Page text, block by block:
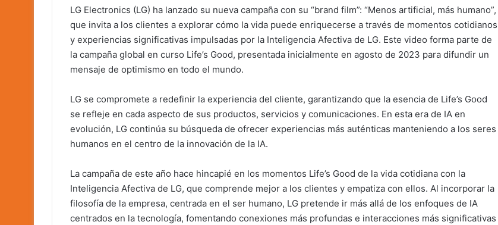
LG Electronics (LG) ha lanzado su nueva campaña con su “brand film”: “Menos artificial, más humano”,
que invita a los clientes a explorar cómo la vida puede enriquecerse a través de momentos cotidianos
y experiencias significativas impulsadas por la Inteligencia Afectiva de LG. Este video forma parte de
la campaña global en curso Life’s Good, presentada inicialmente en agosto de 2023 para difundir un
mensaje de optimismo en todo el mundo.
LG se compromete a redefinir la experiencia del cliente, garantizando que la esencia de Life’s Good
se refleje en cada aspecto de sus productos, servicios y comunicaciones. En esta era de IA en
evolución, LG continúa su búsqueda de ofrecer experiencias más auténticas manteniendo a los seres
humanos en el centro de la innovación de la IA.
La campaña de este año hace hincapié en los momentos Life’s Good de la vida cotidiana con la
Inteligencia Afectiva de LG, que comprende mejor a los clientes y empatiza con ellos. Al incorporar la
filosofía de la empresa, centrada en el ser humano, LG pretende ir más allá de los enfoques de IA
centrados en la tecnología, fomentando conexiones más profundas e interacciones más significativas